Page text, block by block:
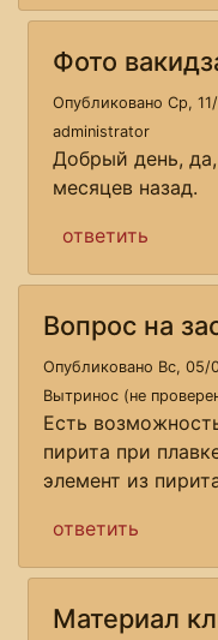
Фото
Опубликовано Ср,
administrator
Добрый день,
месяцев назад.
ответить
Вопрос на
Опубликовано Вс, 05/
Вытринос (не
Есть
пирита при
элемент из
ответить
Материал